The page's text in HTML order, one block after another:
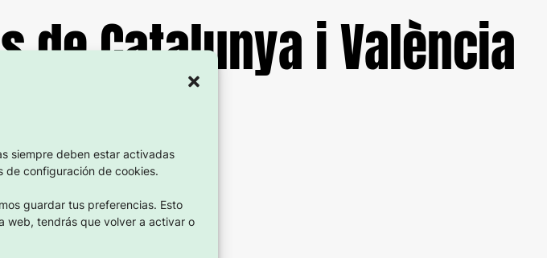
siempre deben estar activadas
de configuración de cookies.
guardar tus preferencias. Esto
web, tendrás que volver a activar o
de Catalunya i València
2026